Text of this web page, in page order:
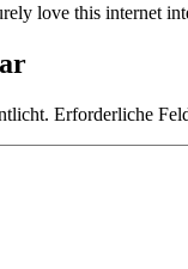
love this internet
Erforderliche